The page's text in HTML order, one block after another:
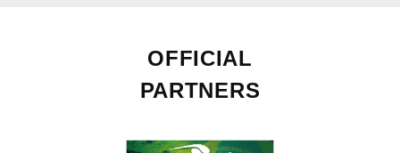
OFFICIAL
PARTNERS